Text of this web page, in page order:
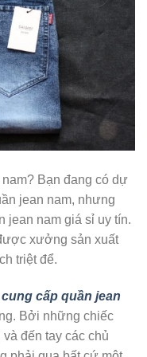
Bạn đang có dự
jean nam, nhưng
jean nam giá sỉ uy tín.
xưởng sản xuất
triệt để.
cấp quần jean
Bởi những chiếc
đến tay các chủ